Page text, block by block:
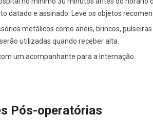
datado e assinado. Leve os objetos
metálicos como anéis, brincos,
utilizadas quando receber alta.
um acompanhante para a internação.
Pós-operatórias